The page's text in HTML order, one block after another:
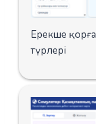
Ерекше
түрлері